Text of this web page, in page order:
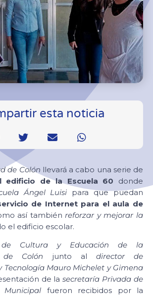
esta noticia
de Colón llevará a cabo una serie de
edificio de la Escuela 60 donde
Ángel Luisi para que puedan
de Internet para el aula de
así tambiénreforzar y mejorar la
el edificio escolar.
de Cultura y Educación de la
de Colón junto al director de
Tecnología Mauro Michelet y Gimena
de lasecretaría Privada de
fueron recibidos por la